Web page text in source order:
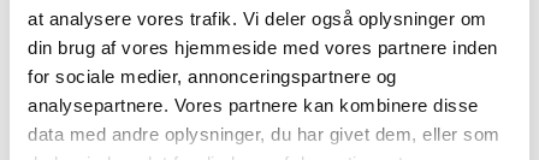
at analysere vores trafik. Vi deler også oplysninger om
din brug af vores hjemmeside med vores partnere inden
for sociale medier, annonceringspartnere og
analysepartnere. Vores partnere kan kombinere disse
data med andre oplysninger, du har givet dem, eller som
l